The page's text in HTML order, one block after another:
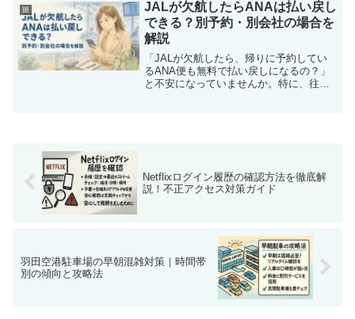
ません。そこで本記事では、曜日や時間
帯ごとの混雑傾向、シーズ...
旅
JALが欠航したらANAは払い戻し
できる？別予約・別会社の場合を
解説
「JALが欠航したら、帰りに予約してい
るANA便も無料で払い戻しになるの？」
と不安になっていませんか。特に、往路
Netflixログイン履歴の確認方法を徹底解
説！不正アクセス対策ガイド
羽田空港駐車場の早朝混雑対策｜時間帯
別の傾向と攻略法